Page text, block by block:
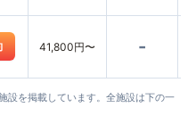
41,800円〜 -
設を掲載しています。全施設は下の一